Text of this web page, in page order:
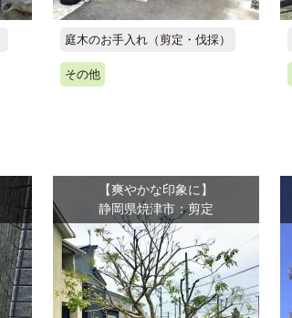
庭木のお手入れ（剪定・伐採）
その他
【爽やかな印象に】
静岡県焼津市：剪定